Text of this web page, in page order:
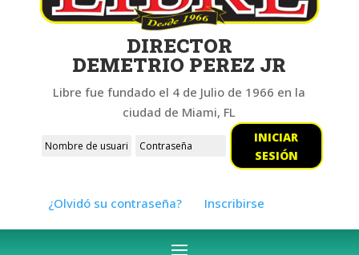
DIRECTOR
DEMETRIO PEREZ JR
Libre fue fundado el 4 de Julio de 1966 en la
ciudad de Miami, FL
INICIAR
SESIÓN
¿Olvidó su contraseña? Inscribirse